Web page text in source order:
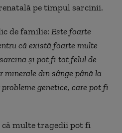
pe timpul sarcinii.
de familie: Este foarte
că există foarte multe
și pot fi tot felul de
din sânge până la
genetice, care pot fi
multe tragedii pot fi